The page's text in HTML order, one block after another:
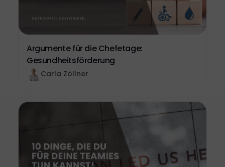
Argumente für die Chefetage:
Gesundheitsförderung
Carla Zöllner